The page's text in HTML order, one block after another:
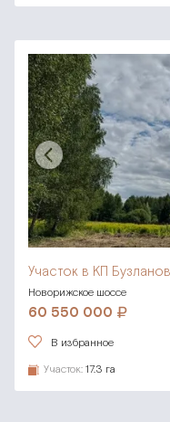
Участок в КП
Новорижское шоссе
60 550 000
В избранное
Участок: 17.3 га